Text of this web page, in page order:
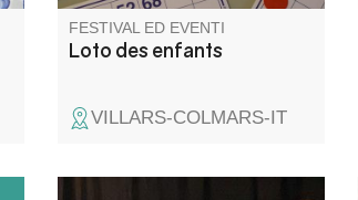
FESTIVAL ED EVENTI
Loto des enfants
VILLARS-COLMARS-IT